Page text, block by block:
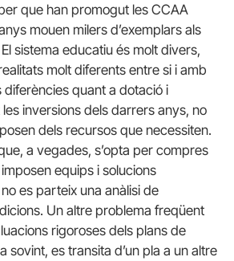
que han promogut les CCAA
mouen milers d’exemplars als
sistema educatiu és molt divers,
molt diferents entre si i amb
quant a dotació i
inversions dels darrers anys, no
dels recursos que necessiten.
a vegades, s’opta per compres
equips i solucions
es parteix una anàlisi de
Un altre problema freqüent
rigoroses dels plans de
sovint, es transita d’un pla a un altre